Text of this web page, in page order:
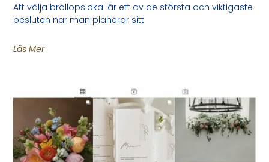
Att välja bröllopslokal är ett av de största och viktigaste
besluten när man planerar sitt
Läs Mer